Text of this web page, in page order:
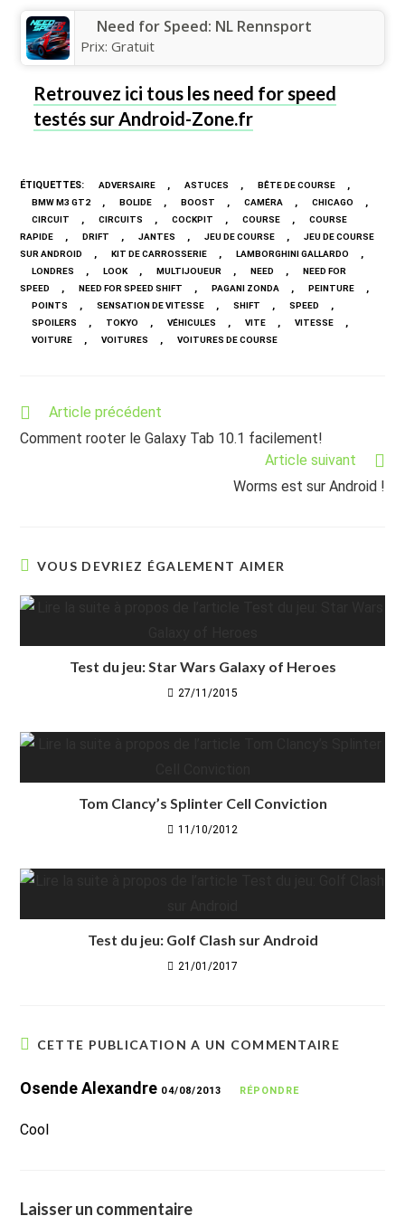
Need for Speed: NL Rennsport
Prix:Gratuit
Retrouvez ici tous les need for speed
testés sur Android-Zone.fr
ÉTIQUETTES: ADVERSAIRE , ASTUCES , BÊTE DE COURSE ,
BMW M3 GT2 , BOLIDE , BOOST , CAMÉRA , CHICAGO ,
CIRCUIT , CIRCUITS , COCKPIT , COURSE ,
COURSE
RAPIDE
, DRIFT , JANTES , JEU DE COURSE ,
JEU DE COURSE
SUR ANDROID
, KIT DE CARROSSERIE , LAMBORGHINI GALLARDO ,
LONDRES , LOOK , MULTIJOUEUR , NEED ,
NEED FOR
SPEED
, NEED FOR SPEED SHIFT , PAGANI ZONDA , PEINTURE ,
POINTS , SENSATION DE VITESSE , SHIFT , SPEED ,
SPOILERS , TOKYO , VÉHICULES , VITE , VITESSE ,
VOITURE , VOITURES , VOITURES DE COURSE
Read
articles
Article précédent
Comment rooter le Galaxy Tab 10.1 facilement!
Article suivant
Worms est sur Android !
VOUS DEVRIEZ ÉGALEMENT AIMER
Test du jeu: Star Wars Galaxy of Heroes
27/11/2015
Tom Clancy’s Splinter Cell Conviction
11/10/2012
Test du jeu: Golf Clash sur Android
21/01/2017
CETTE PUBLICATION A UN COMMENTAIRE
Osende Alexandre 04/08/2013 RÉPONDRE
Cool
Laisser un commentaire